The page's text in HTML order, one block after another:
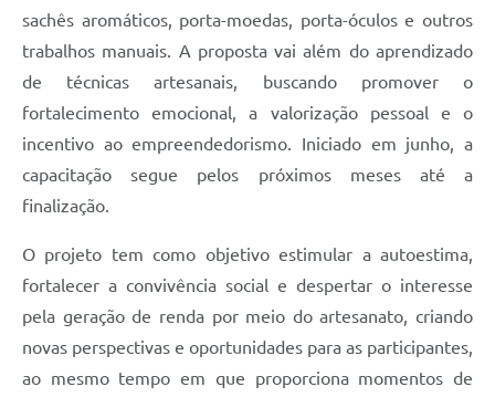
sachês aromáticos, porta-moedas, porta-óculos e outros
trabalhos manuais. A proposta vai além do aprendizado
de técnicas artesanais, buscando promover o
fortalecimento emocional, a valorização pessoal e o
incentivo ao empreendedorismo. Iniciado em junho, a
capacitação segue pelos próximos meses até a
finalização.
O projeto tem como objetivo estimular a autoestima,
fortalecer a convivência social e despertar o interesse
pela geração de renda por meio do artesanato, criando
novas perspectivas e oportunidades para as participantes,
ao mesmo tempo em que proporciona momentos de